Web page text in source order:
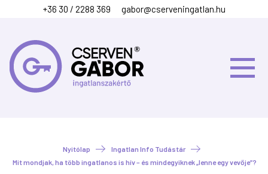
+36 30 / 2288 369 gabor@cserveningatlan.hu
Nyitólap
Ingatlan Info Tudástár
Mit mondjak, ha több ingatlanos is hív – és mindegyiknek „lenne egy vevője”?